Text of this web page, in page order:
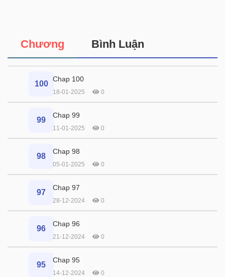
Chương Bình Luận
100
Chap 100
18-01-2025 0
99
Chap 99
11-01-2025 0
98
Chap 98
05-01-2025 0
97
Chap 97
28-12-2024 0
96
Chap 96
21-12-2024 0
95
Chap 95
14-12-2024 0